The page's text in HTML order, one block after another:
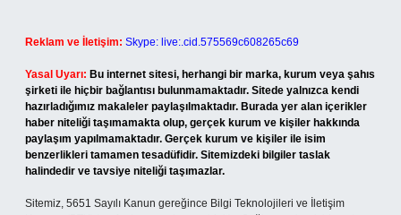
Reklam ve İletişim: Skype: live:.cid.575569c608265c69
Yasal Uyarı: Bu internet sitesi, herhangi bir marka, kurum veya şahıs
şirketi ile hiçbir bağlantısı bulunmamaktadır. Sitede yalnızca kendi
hazırladığımız makaleler paylaşılmaktadır. Burada yer alan içerikler
haber niteliği taşımamakta olup, gerçek kurum ve kişiler hakkında
paylaşım yapılmamaktadır. Gerçek kurum ve kişiler ile isim
benzerlikleri tamamen tesadüfidir. Sitemizdeki bilgiler taslak
halindedir ve tavsiye niteliği taşımazlar.
Sitemiz, 5651 Sayılı Kanun gereğince Bilgi Teknolojileri ve İletişim